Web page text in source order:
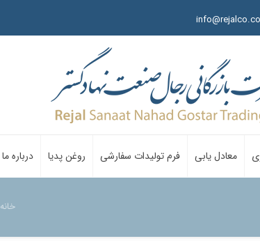
معادل یابی فرم تولیدات سفارشی روغن پدیا درباره ما
خانه